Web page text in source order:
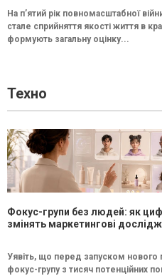
На п’ятий рік повномасштабної
стале сприйняття якості життя в
формують загальну оцінку...
Техно
Фокус-групи без людей: як
змінять маркетингові
Уявіть, що перед запуском нового
фокус-групу з тисяч потенційних